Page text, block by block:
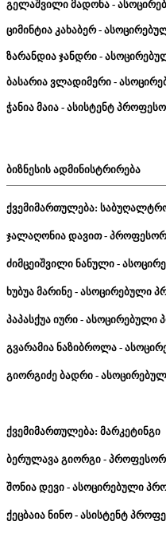
გელაშვილი მადონა -
ციმინტია კახაბერ-
ზარანდია ჯანდრი -
ბასარია ვლადიმერი -
ჭანია მაია - ასისტენტ
ბიზნესის ადმინისტრირება
ქვემიმართულება:
ჯალაღონია დავით-
ძიმცეიშვილი ნანული -
ხუბუა მარინე - ასოცირებული
პაპასქუა იური - ასოცირებული
გვარამია ნაზიბროლა -
გიორგიძე ბადრი -
ქვემიმართულება: მარკეტინგი
ბერულავა გიორგი -
შონია დევი - ასოცირებული
ქეცბაია ნინო - ასისტენტ